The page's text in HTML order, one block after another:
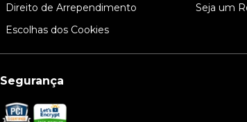
Direito de Arrependimento
Escolhas dos Cookies
Seja um
Segurança